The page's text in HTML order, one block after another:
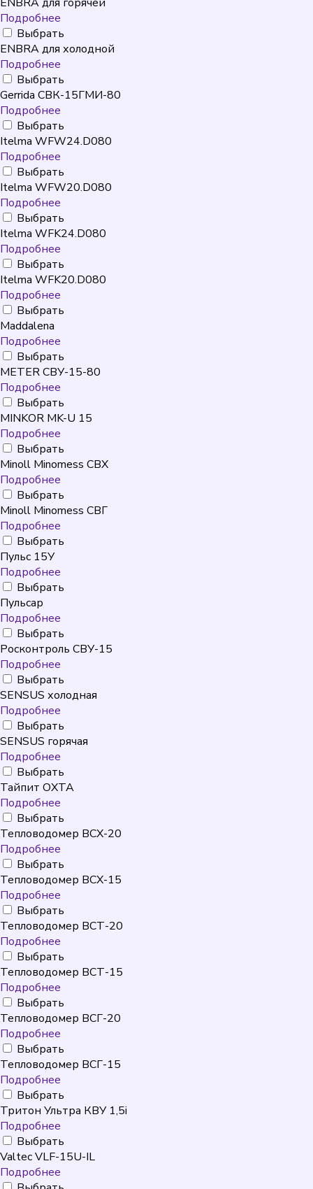
Подробнее
Выбрать
ENBRA для холодной
Подробнее
Выбрать
Gerrida СВК-15ГМИ-80
Подробнее
Выбрать
Itelma WFW24.D080
Подробнее
Выбрать
Itelma WFW20.D080
Подробнее
Выбрать
Itelma WFK24.D080
Подробнее
Выбрать
Itelma WFK20.D080
Подробнее
Выбрать
Maddalena
Подробнее
Выбрать
METER СВУ-15-80
Подробнее
Выбрать
MINKOR MK-U 15
Подробнее
Выбрать
Minoll Minomess СВХ
Подробнее
Выбрать
Minoll Minomess СВГ
Подробнее
Выбрать
Пульс 15У
Подробнее
Выбрать
Пульсар
Подробнее
Выбрать
Росконтроль СВУ-15
Подробнее
Выбрать
SENSUS холодная
Подробнее
Выбрать
SENSUS горячая
Подробнее
Выбрать
Тайпит ОХТА
Подробнее
Выбрать
Тепловодомер ВСХ-20
Подробнее
Выбрать
Тепловодомер ВСХ-15
Подробнее
Выбрать
Тепловодомер ВСТ-20
Подробнее
Выбрать
Тепловодомер ВСТ-15
Подробнее
Выбрать
Тепловодомер ВСГ-20
Подробнее
Выбрать
Тепловодомер ВСГ-15
Подробнее
Выбрать
Тритон Ультра КВУ 1,5i
Подробнее
Выбрать
Valtec VLF-15U-IL
Подробнее